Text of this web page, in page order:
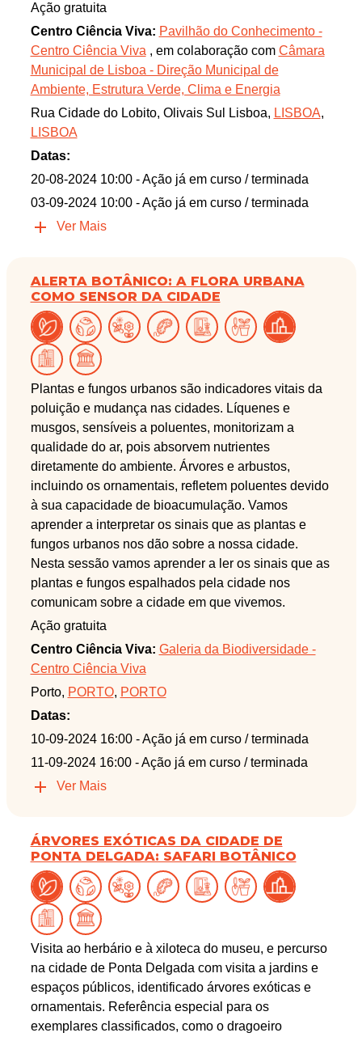
Ação gratuita
Centro Ciência Viva: Pavilhão do Conhecimento -
Centro Ciência Viva , em colaboração com Câmara
Municipal de Lisboa - Direção Municipal de
Ambiente, Estrutura Verde, Clima e Energia
Rua Cidade do Lobito, Olivais Sul Lisboa, LISBOA,
LISBOA
Datas:
20-08-2024 10:00 - Ação já em curso / terminada
03-09-2024 10:00 - Ação já em curso / terminada
Ver Mais
ALERTA BOTÂNICO: A FLORA URBANA
COMO SENSOR DA CIDADE
Plantas e fungos urbanos são indicadores vitais da
poluição e mudança nas cidades. Líquenes e
musgos, sensíveis a poluentes, monitorizam a
qualidade do ar, pois absorvem nutrientes
diretamente do ambiente. Árvores e arbustos,
incluindo os ornamentais, refletem poluentes devido
à sua capacidade de bioacumulação. Vamos
aprender a interpretar os sinais que as plantas e
fungos urbanos nos dão sobre a nossa cidade.
Nesta sessão vamos aprender a ler os sinais que as
plantas e fungos espalhados pela cidade nos
comunicam sobre a cidade em que vivemos.
Ação gratuita
Centro Ciência Viva: Galeria da Biodiversidade -
Centro Ciência Viva
Porto, PORTO, PORTO
Datas:
10-09-2024 16:00 - Ação já em curso / terminada
11-09-2024 16:00 - Ação já em curso / terminada
Ver Mais
ÁRVORES EXÓTICAS DA CIDADE DE
PONTA DELGADA: SAFARI BOTÂNICO
Visita ao herbário e à xiloteca do museu, e percurso
na cidade de Ponta Delgada com visita a jardins e
espaços públicos, identificado árvores exóticas e
ornamentais. Referência especial para os
exemplares classificados, como o dragoeiro